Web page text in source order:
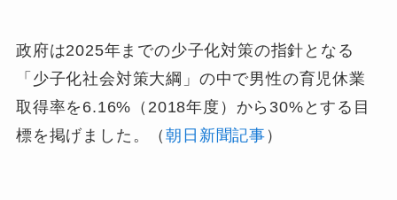
政府は2025年までの少子化対策の指針となる
「少子化社会対策大綱」の中で男性の育児休業
取得率を6.16%（2018年度）から30%とする目
標を掲げました。（朝日新聞記事 ）